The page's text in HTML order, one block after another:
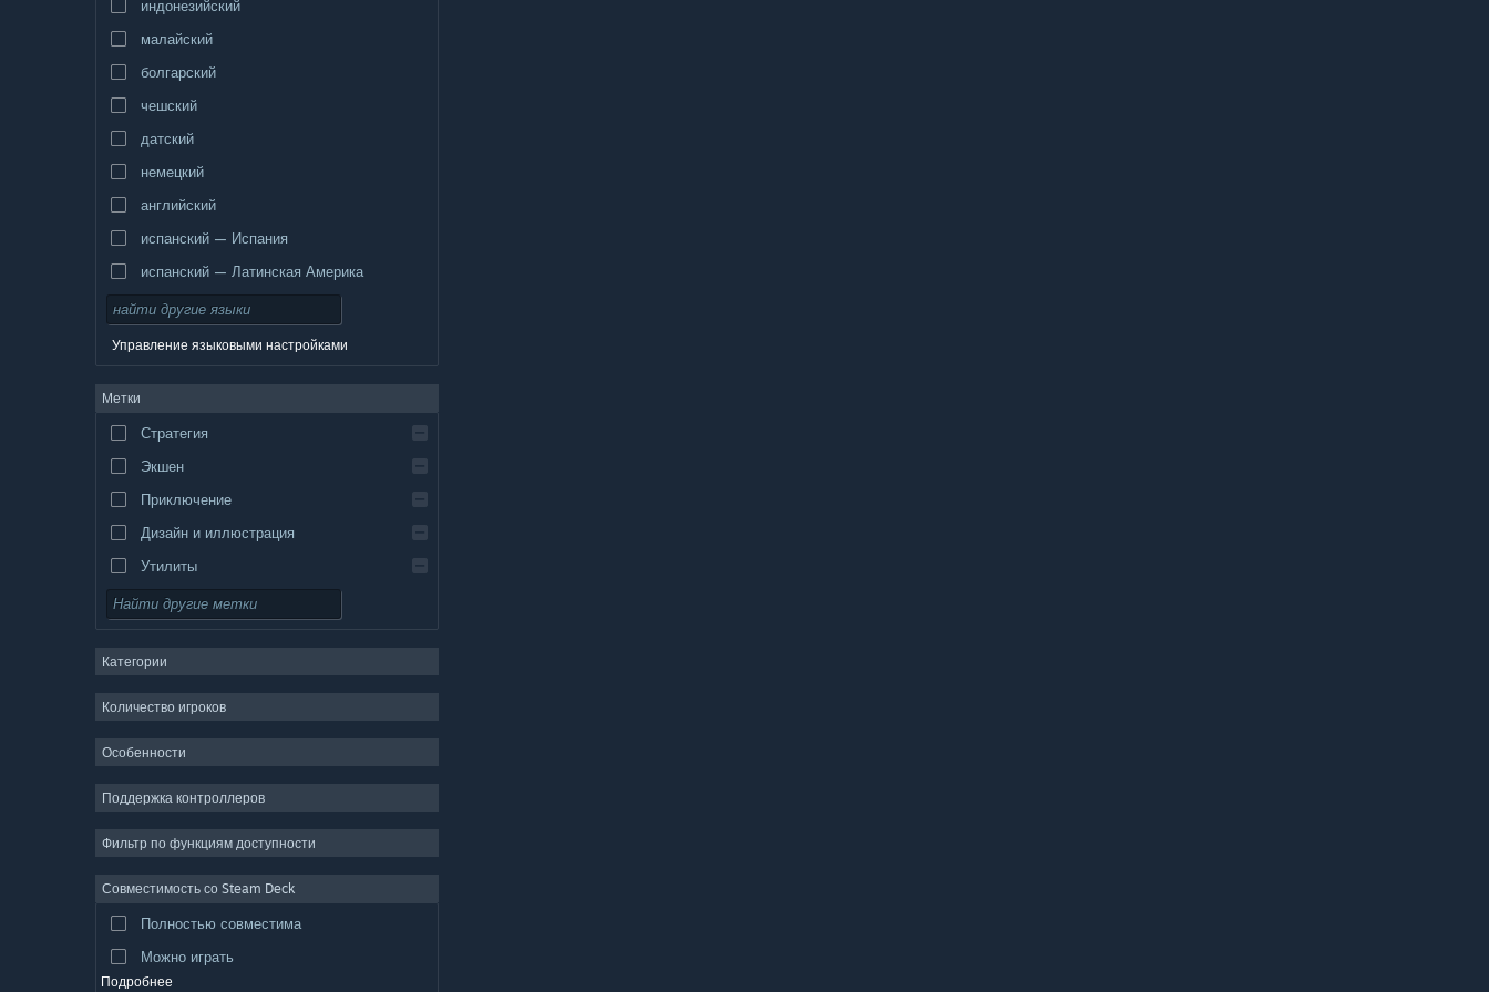
индонезийский
малайский
болгарский
чешский
датский
немецкий
английский
испанский — Испания
испанский — Латинская Америка
Управление языковыми настройками
Метки
Стратегия
Экшен
Приключение
Дизайн и иллюстрация
Утилиты
Бесплатная игра
ММО
Симулятор
Видеопродакшн
Обработка фото
Категории
Количество игроков
Особенности
Поддержка контроллеров
Фильтр по функциям доступности
Совместимость со Steam Deck
Полностью совместима
Можно играть
Подробнее